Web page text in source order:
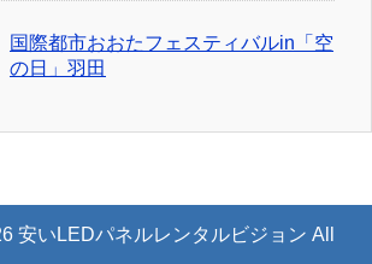
国際都市おおたフェスティバルin「空
の日」羽田
安いLEDパネルレンタルビジョン All